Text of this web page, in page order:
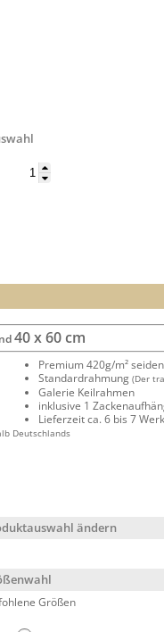
40 x 60 cm
Premium 420g/m²
Standardrahmung (Der
Galerie Keilrahmen
inklusive 1
Lieferzeit ca. 6 bis 7
Deutschlands
ändern
Größen